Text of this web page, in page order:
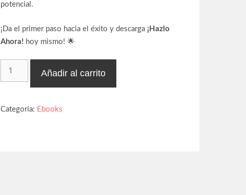
potencial.
¡Da el primer paso hacia el éxito y descarga ¡Hazlo
Ahora! hoy mismo! 🌟
Añadir al carrito
Categoría: Ebooks